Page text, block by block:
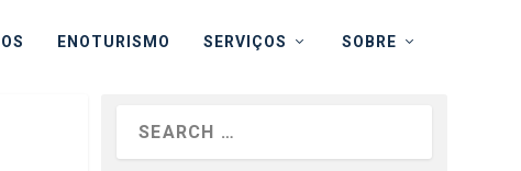
ENOTURISMO SERVIÇOS SOBRE